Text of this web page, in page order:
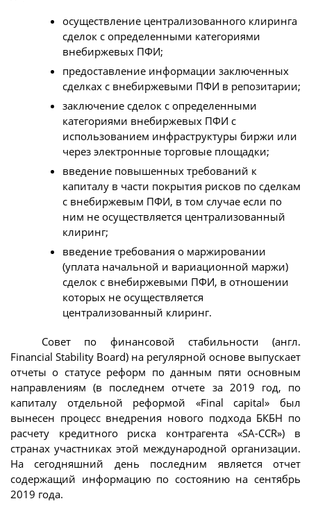
осуществление централизованного клиринга
сделок с определенными категориями
внебиржевых ПФИ;
предоставление информации заключенных
сделках с внебиржевыми ПФИ в репозитарии;
заключение сделок с определенными
категориями внебиржевых ПФИ с
использованием инфраструктуры биржи или
через электронные торговые площадки;
введение повышенных требований к
капиталу в части покрытия рисков по сделкам
с внебиржевым ПФИ, в том случае если по
ним не осуществляется централизованный
клиринг;
введение требования о маржировании
(уплата начальной и вариационной маржи)
сделок с внебиржевыми ПФИ, в отношении
которых не осуществляется
централизованный клиринг.
Совет по финансовой стабильности (англ.
Financial Stability Board) на регулярной основе выпускает
отчеты о статусе реформ по данным пяти основным
направлениям (в последнем отчете за 2019 год, по
капиталу отдельной реформой «Final capital» был
вынесен процесс внедрения нового подхода БКБН по
расчету кредитного риска контрагента «SA-CCR») в
странах участниках этой международной организации.
На сегодняшний день последним является отчет
содержащий информацию по состоянию на сентябрь
2019 года.